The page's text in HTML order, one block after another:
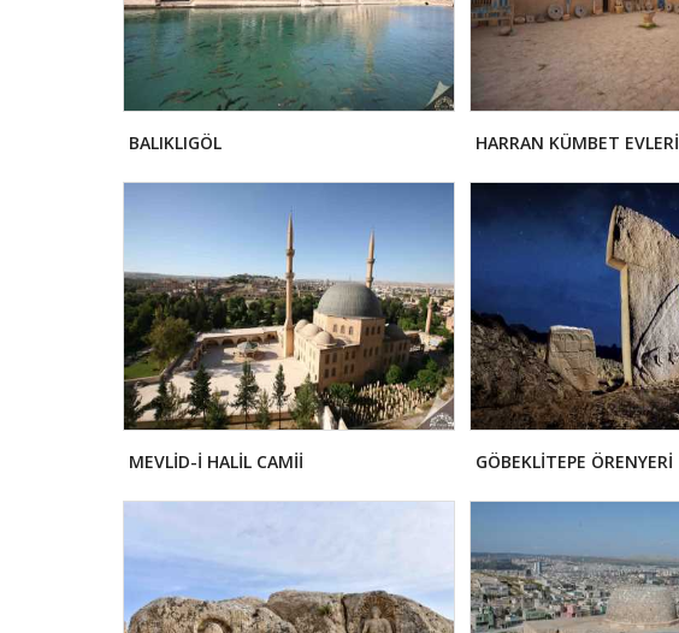
BALIKLIGÖL HARRAN KÜMBET EVLERİ
MEVLİD-İ HALİL CAMİİ GÖBEKLİTEPE ÖRENYERİ